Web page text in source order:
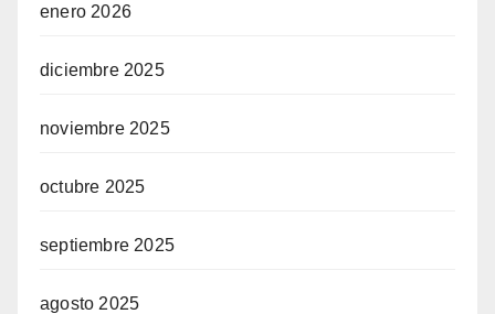
enero 2026
diciembre 2025
noviembre 2025
octubre 2025
septiembre 2025
agosto 2025